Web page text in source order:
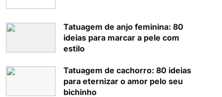
Tatuagem de anjo feminina: 80
ideias para marcar a pele com
estilo
Tatuagem de cachorro: 80 ideias
para eternizar o amor pelo seu
bichinho